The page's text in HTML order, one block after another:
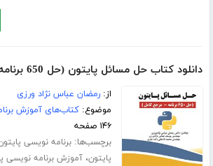
دانلود کتاب حل مسائل پایتون (حل 650 برنامه مرجع کامل)
از:رمضان عباس نژاد ورزی
موضوع:کتاب‌های آموزش
۱۴۶ صفحه
برچسب‌ها:برنامه نویسی
پایتون،آموزش برنامه نویسی